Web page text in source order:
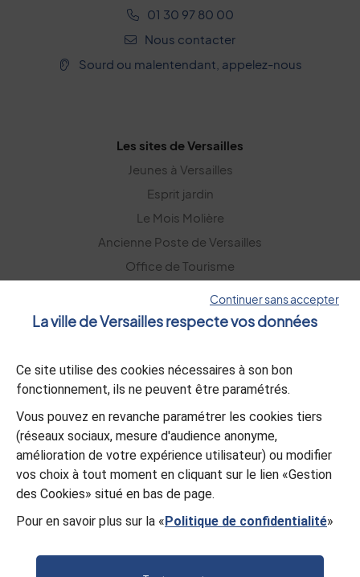
01 30 97 80 00
Nous contacter
Sourd ou malentendant, appelez-nous
Les sites de Versailles
Jeunes à Versailles
Esprit jardin
Le Mois Molière
Ancienne Poste de Versailles
Office de Tourisme
S’abonner
L’appli Versailles
Télécharger
© Mairie de Versailles
Politique de confidentialité
Continuer sans accepter
La ville de Versailles respecte vos données
Ce site utilise des cookies nécessaires à son bon
fonctionnement, ils ne peuvent être paramétrés.
Vous pouvez en revanche paramétrer les cookies tiers
(réseaux sociaux, mesure d'audience anonyme,
amélioration de votre expérience utilisateur) ou modifier
vos choix à tout moment en cliquant sur le lien «Gestion
des Cookies» situé en bas de page.
Pour en savoir plus sur la «Politique de confidentialité»